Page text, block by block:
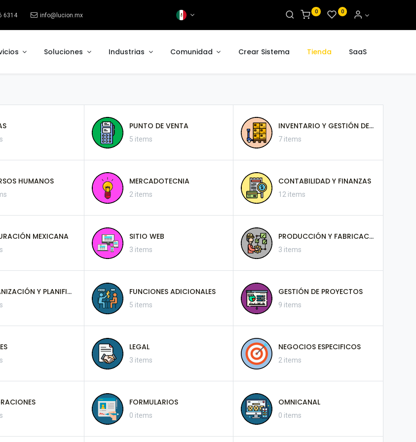
6314 info@lucion.mx
0 0
Soluciones Industrias Comunidad Crear Sistema Tienda SaaS
PUNTO DE VENTA
5 items
INVENTARIO Y GESTIÓN DE ALMACENES
7 items
HUMANOS MERCADOTECNIA
2 items
CONTABILIDAD Y FINANZAS
12 items
MEXICANA SITIO WEB
3 items
PRODUCCIÓN Y FABRICACIÓN
3 items
ORGANIZACIÓN Y PLANIFICACIÓN FUNCIONES ADICIONALES
5 items
GESTIÓN DE PROYECTOS
9 items
LEGAL
3 items
NEGOCIOS ESPECIFICOS
2 items
FORMULARIOS
0 items
OMNICANAL
0 items